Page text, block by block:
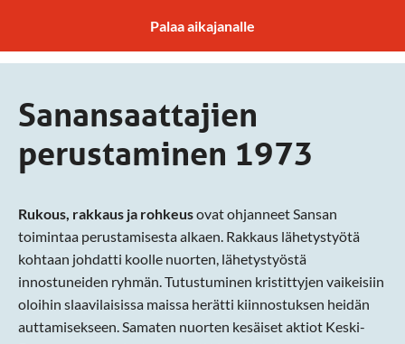
Sanansaattajien perustaminen 1973
Sanansaattajien
perustaminen 1973
Rukous, rakkaus ja rohkeusovat ohjanneet Sansan
toimintaa perustamisesta alkaen. Rakkaus lähetystyötä
kohtaan johdatti koolle nuorten, lähetystyöstä
innostuneiden ryhmän. Tutustuminen kristittyjen vaikeisiin
oloihin slaavilaisissa maissa herätti kiinnostuksen heidän
auttamisekseen. Samaten nuorten kesäiset aktiot Keski-
Palaa aikajanalle